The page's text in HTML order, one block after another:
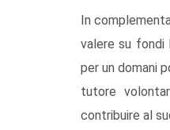
In
valere su fondi
per un domani
tutore
contribuire al